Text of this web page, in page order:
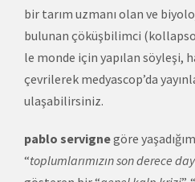
bir tarım uzmanı olan ve
bulunan çöküşbilimci
le monde için yapılan söyleşi,
çevrilerek medyascop’da
ulaşabilirsiniz.
pablo servignegöre
“toplumlarımızın son derece